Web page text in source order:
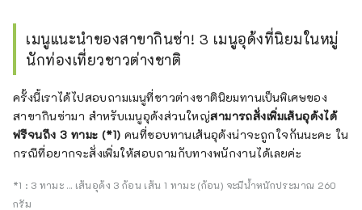
เมนูแนะนำของสาขากินซ่า! 3 เมนูอุด้งที่นิยมในหมู่
นักท่องเที่ยวชาวต่างชาติ
ครั้งนี้เราได้ไปสอบถามเมนูที่ชาวต่างชาตินิยมทานเป็นพิเศษของ
สาขากินซ่ามา สำหรับเมนูอุด้งส่วนใหญ่สามารถสั่งเพิ่มเส้นอุด้งได้
ฟรีจนถึง 3 ทามะ (*1) คนที่ชอบทานเส้นอุด้งน่าจะถูกใจกันนะคะ ใน
กรณีที่อยากจะสั่งเพิ่มให้สอบถามกับทางพนักงานได้เลยค่ะ
*1 : 3 ทามะ ... เส้นอุด้ง 3 ก้อน เส้น 1 ทามะ (ก้อน) จะมีน้ำหนักประมาณ 260
กรัม